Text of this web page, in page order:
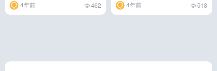
4年前 462 4年前 518